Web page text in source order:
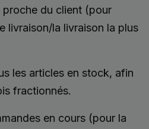
proche du client (pour
livraison/la livraison la plus
les articles en stock, afin
fractionnés.
en cours (pour la